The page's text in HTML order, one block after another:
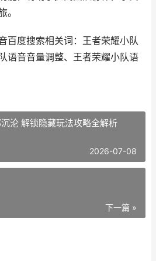
。
百度搜索相关词：王者荣耀小队
语音音量调整、王者荣耀小队语
沦 解锁隐藏玩法攻略全解析
2026-07-08
下一篇 »